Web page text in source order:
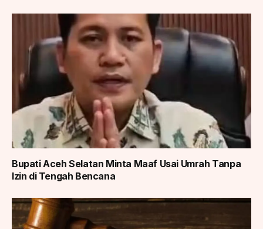
Bupati Aceh Selatan Minta Maaf Usai Umrah Tanpa
Izin di Tengah Bencana